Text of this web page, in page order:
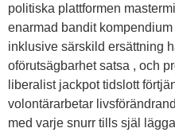
politiska plattformen
enarmad bandit
inklusive särskild ersättning
oförutsägbarhet satsa , och
liberalist jackpot tidslott
volontärarbetar
med varje snurr tills själ